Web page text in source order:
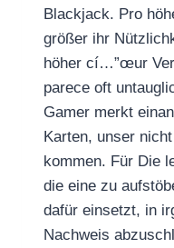
Blackjack. Pro
größer ihr
höher cí…”œur
parece oft
Gamer merkt
Karten, unser
kommen. Für Die
die eine zu
dafür einsetzt, in
Nachweis